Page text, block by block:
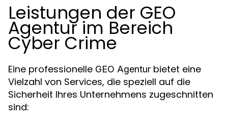
Leistungen der GEO
Agentur im Bereich
Cyber Crime
Eine professionelle GEO Agentur bietet eine
Vielzahl von Services, die speziell auf die
Sicherheit Ihres Unternehmens zugeschnitten
sind: